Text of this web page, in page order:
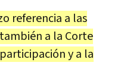
referencia a las
a la Corte
y a la